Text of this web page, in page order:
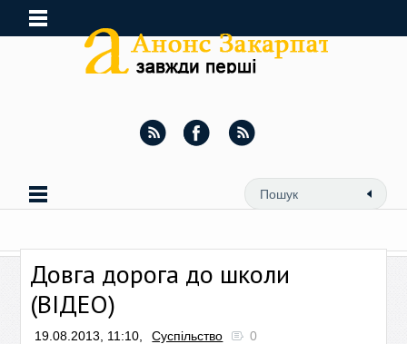
Довга дорога до школи
(ВІДЕО)
19.08.2013, 11:10, Суспільство 0